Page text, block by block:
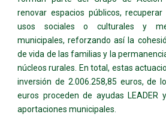
renovar espacios públicos,
usos sociales o culturales y
municipales, reforzando así la
de vida de las familias y la
núcleos rurales. En total, estas
inversión de 2.006.258,85 euros, de
euros proceden de ayudas LEADER
aportaciones municipales.